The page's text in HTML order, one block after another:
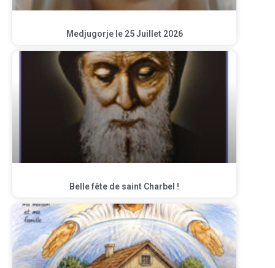
Medjugorje le 25 Juillet 2026
Belle fête de saint Charbel !